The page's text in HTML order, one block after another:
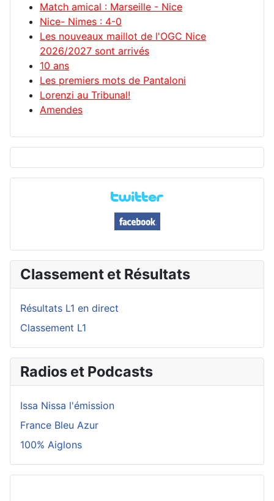
Match amical : Marseille - Nice
Nice- Nimes : 4-0
Les nouveaux maillot de l'OGC Nice
2026/2027 sont arrivés
10 ans
Les premiers mots de Pantaloni
Lorenzi au Tribunal!
Amendes
Classement et Résultats
Résultats L1 en direct
Classement L1
Radios et Podcasts
Issa Nissa l'émission
France Bleu Azur
100% Aiglons